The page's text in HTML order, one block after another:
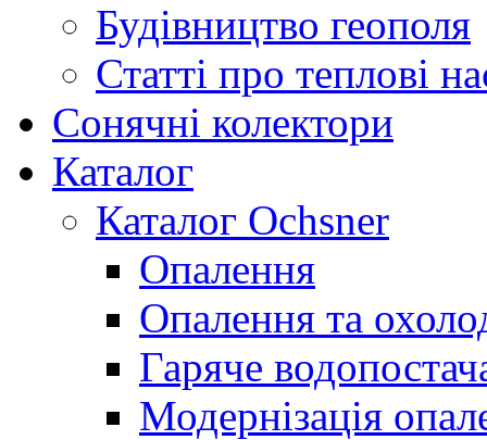
Будівництво геополя
Статті про теплові
Сонячні колектори
Каталог
Каталог Ochsner
Опалення
Опалення та
Гаряче
Модернізація